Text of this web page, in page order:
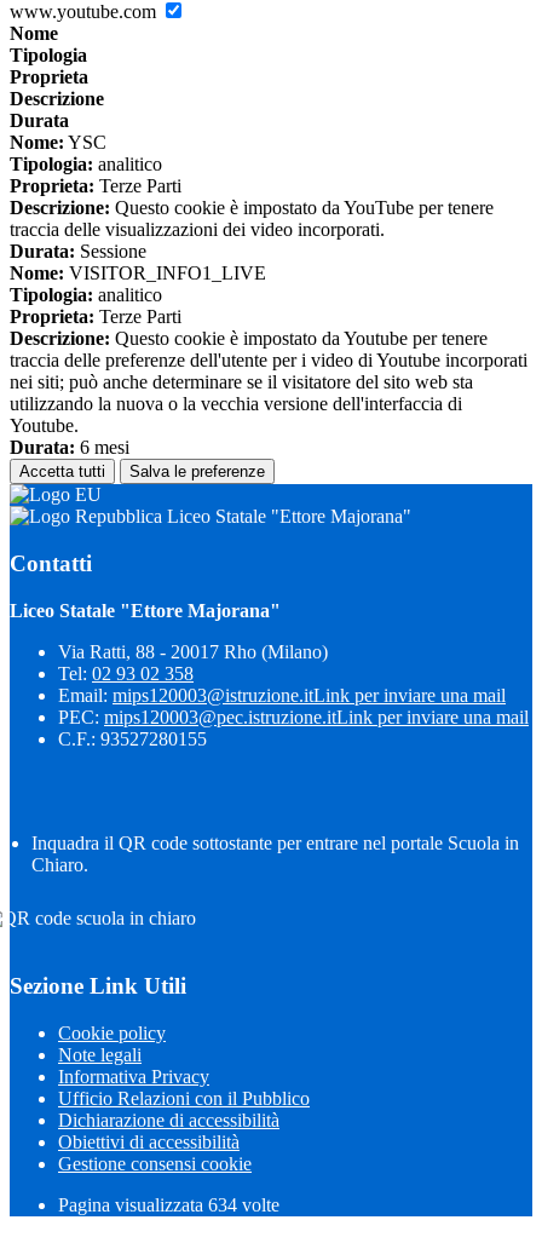
www.youtube.com
Nome
Tipologia
Proprieta
Descrizione
Durata
Nome: YSC
Tipologia: analitico
Proprieta: Terze Parti
Descrizione: Questo cookie è impostato da YouTube per tenere
traccia delle visualizzazioni dei video incorporati.
Durata: Sessione
Nome: VISITOR_INFO1_LIVE
Tipologia: analitico
Proprieta: Terze Parti
Descrizione: Questo cookie è impostato da Youtube per tenere
traccia delle preferenze dell'utente per i video di Youtube incorporati
nei siti; può anche determinare se il visitatore del sito web sta
utilizzando la nuova o la vecchia versione dell'interfaccia di
Youtube.
Durata: 6 mesi
Accetta tutti Salva le preferenze
Liceo Statale "Ettore Majorana"
Contatti
Liceo Statale "Ettore Majorana"
Via Ratti, 88 - 20017 Rho (Milano)
Tel: 02 93 02 358
Email: mips120003@istruzione.itLink per inviare una mail
PEC: mips120003@pec.istruzione.itLink per inviare una mail
C.F.: 93527280155
Inquadra il QR code sottostante per entrare nel portale Scuola in
Chiaro.
Sezione Link Utili
Cookie policy
Note legali
Informativa Privacy
Ufficio Relazioni con il Pubblico
Dichiarazione di accessibilità
Obiettivi di accessibilità
Gestione consensi cookie
Pagina visualizzata 634 volte